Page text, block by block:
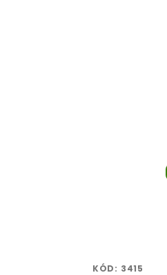
KÓD: 3415